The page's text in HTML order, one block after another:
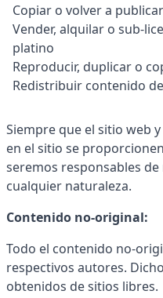
Copiar o volver a
Vender, alquilar o sub-
platino
Reproducir, duplicar o
Redistribuir contenido
Siempre que el sitio web
en el sitio se
seremos responsables
cualquier naturaleza.
Contenido no-original:
Todo el contenido no-
respectivos autores.
obtenidos de sitios libres.